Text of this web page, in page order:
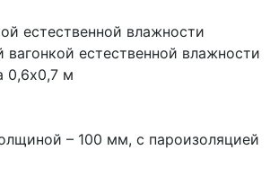
естественной влажности
естественной влажности
0,6х0,7 м
– 100 мм, с пароизоляцией